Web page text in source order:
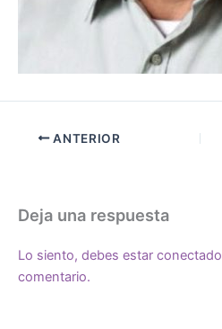
ANTERIOR
Deja una respuesta
Lo siento, debes estar conectado
comentario.